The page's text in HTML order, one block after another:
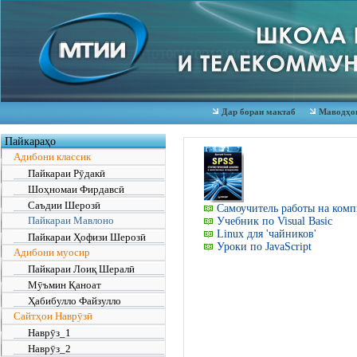
Дар бораи мактаб
Пайкараҳо
Адибони классик
Пайкараи Рӯдакӣ
Шоҳномаи Фирдавсӣ
Саъдии Шерозӣ
Пайкараи Мавлоно
Пайкараи Ҳофизи Шерозӣ
Адибони муосир
Пайкараи Лоиқ Шералӣ
Мӯъмин Қаноат
Ҳабибулло Файзулло
Сайтҳои Наврӯзӣ
Наврӯз_1
Наврӯз_2
Самоучитель работы на
Учебник по Visual Basic
Linux для 'чайников'
Уроки по JavaScript